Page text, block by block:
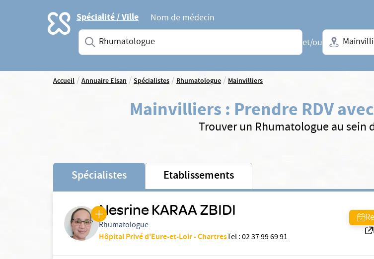
Accueil Spécialité / Ville
Nom de médecin
Saisissez une spécialité ou un service
et/ou
Ville + N° de
Accueil/Annuaire Elsan/Spécialistes/Rhumatologue/Mainvilliers
Mainvilliers : Prendre RDV
Trouver un Rhumatologue au sein
Spécialistes Etablissements
Nesrine KARAA ZBIDI
Rhumatologue
Hôpital Privé d'Eure-et-Loir - ChartresTel:02 37 99 69 91